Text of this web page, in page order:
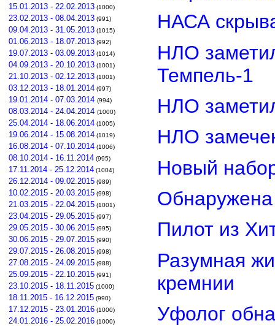
15.01.2013 - 22.02.2013 (1000)
23.02.2013 - 08.04.2013 (991)
09.04.2013 - 31.05.2013 (1015)
01.06.2013 - 18.07.2013 (992)
19.07.2013 - 03.09.2013 (1014)
04.09.2013 - 20.10.2013 (1001)
21.10.2013 - 02.12.2013 (1001)
03.12.2013 - 18.01.2014 (997)
19.01.2014 - 07.03.2014 (994)
08.03.2014 - 24.04.2014 (1000)
25.04.2014 - 18.06.2014 (1005)
19.06.2014 - 15.08.2014 (1019)
16.08.2014 - 07.10.2014 (1006)
08.10.2014 - 16.11.2014 (995)
17.11.2014 - 25.12.2014 (1004)
26.12.2014 - 09.02.2015 (989)
10.02.2015 - 20.03.2015 (998)
21.03.2015 - 22.04.2015 (1001)
23.04.2015 - 29.05.2015 (997)
29.05.2015 - 30.06.2015 (995)
30.06.2015 - 29.07.2015 (990)
29.07.2015 - 26.08.2015 (998)
27.08.2015 - 24.09.2015 (988)
25.09.2015 - 22.10.2015 (991)
23.10.2015 - 18.11.2015 (1000)
18.11.2015 - 16.12.2015 (990)
17.12.2015 - 23.01.2016 (1000)
24.01.2016 - 25.02.2016 (1000)
НАСА
НЛО
Темпель-1
НЛО
НЛО
Новый
Обнаружена
Пилот из
Разумная
кремнии
Уфолог